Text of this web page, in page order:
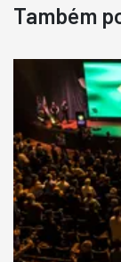
Destaque
Usado
Pá
Ano 1987
Londrina
R$
Também